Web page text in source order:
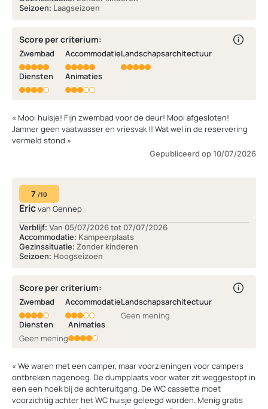
Seizoen: Laagseizoen
Score per criterium:
Zwembad Accommodatie Landschapsarchitectuur
Diensten Animaties
« Mooi huisje! Fijn zwembad voor de deur! Mooi afgesloten!
Jamner geen vaatwasser en vriesvak !! Wat wel in de reservering
vermeld stond »
Gepubliceerd op 10/07/2026
7 /10
Ericvan Gennep
Verblijf: Van 05/07/2026 tot 07/07/2026
Accommodatie: Kampeerplaats
Gezinssituatie: Zonder kinderen
Seizoen: Hoogseizoen
Score per criterium:
Zwembad Accommodatie Landschapsarchitectuur
Geen mening
Diensten
Geen mening
Animaties
« We waren met een camper, maar voorzieningen voor campers
ontbreken nagenoeg. De dumpplaats voor water zit weggestopt in
een een hoek bij de achteruitgang. De WC cassette moet
voorzichtig achter het WC huisje geleegd worden. Menig gratis